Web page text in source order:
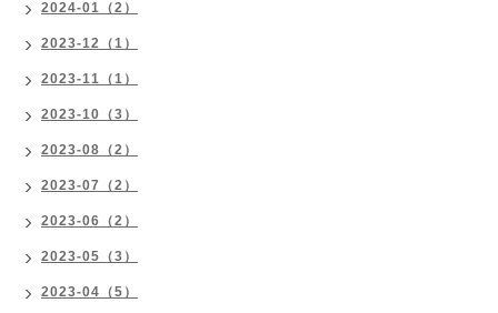
2024-01（2）
2023-12（1）
2023-11（1）
2023-10（3）
2023-08（2）
2023-07（2）
2023-06（2）
2023-05（3）
2023-04（5）